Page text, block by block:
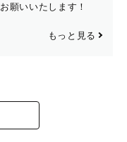
願いいたします！
もっと見る